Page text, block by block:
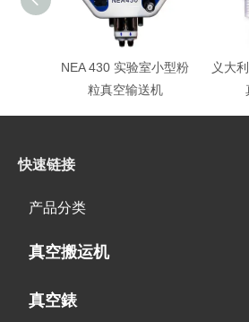
NEA 430 实验室小型粉
粒真空输送机
义大
快速链接
产品分类
真空搬运机
真空錶